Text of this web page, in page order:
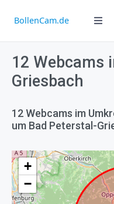
BollenCam.de
12 Webcams
Griesbach
12 Webcams im
um Bad Peterstal-
+
−